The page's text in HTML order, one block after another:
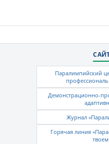
Паралимпийский
Демонстрационно-
Журнал
Горячая линия